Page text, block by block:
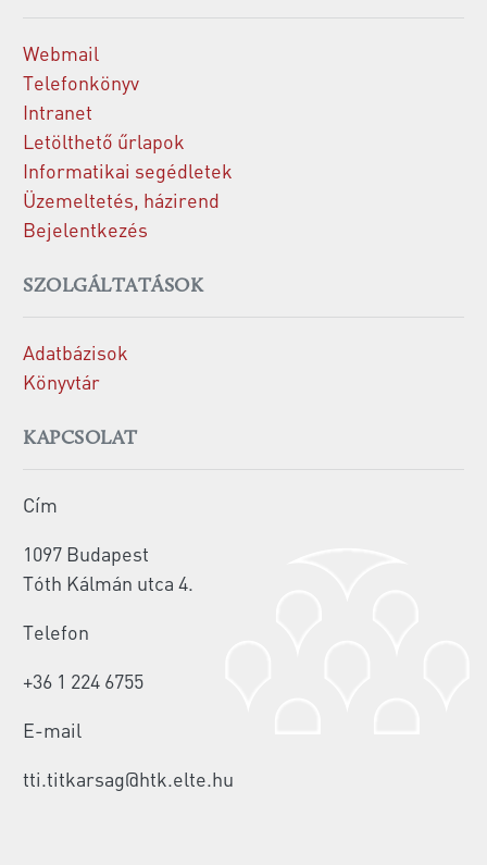
Webmail
Telefonkönyv
Intranet
Letölthető űrlapok
Informatikai segédletek
Üzemeltetés, házirend
Bejelentkezés
SZOLGÁLTATÁSOK
Adatbázisok
Könyvtár
KAPCSOLAT
Cím
1097 Budapest
Tóth Kálmán utca 4.
Telefon
+36 1 224 6755
E-mail
tti.titkarsag@htk.elte.hu